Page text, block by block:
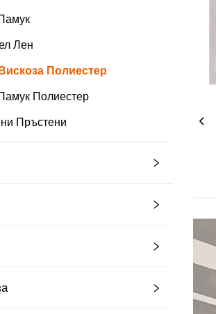
Лен
Полиестер
Полиестер
Пръстени